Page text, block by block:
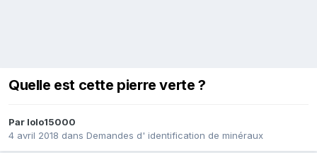
Quelle est cette pierre verte ?
Par lolo15000
4 avril 2018 dans Demandes d' identification de minéraux